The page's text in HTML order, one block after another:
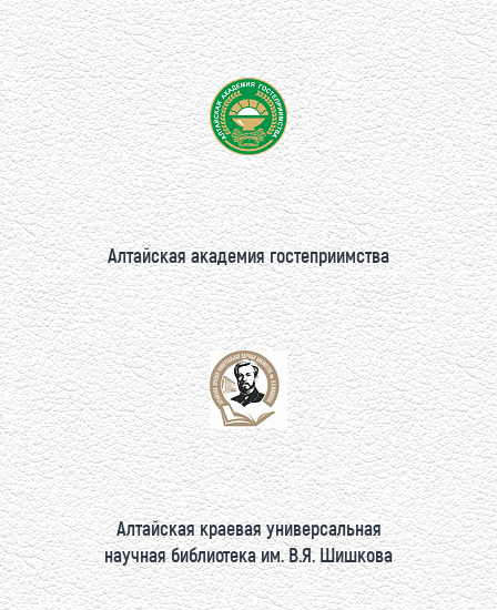
Алтайская академия гостеприимства
Алтайская краевая универсальная
научная библиотека им. В.Я. Шишкова